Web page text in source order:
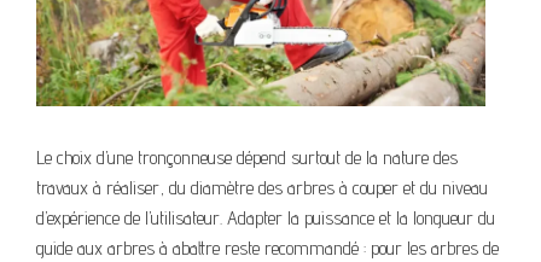
Le choix d’une tronçonneuse dépend surtout de la nature des
travaux à réaliser, du diamètre des arbres à couper et du niveau
d’expérience de l’utilisateur. Adapter la puissance et la longueur du
guide aux arbres à abattre reste recommandé : pour les arbres de